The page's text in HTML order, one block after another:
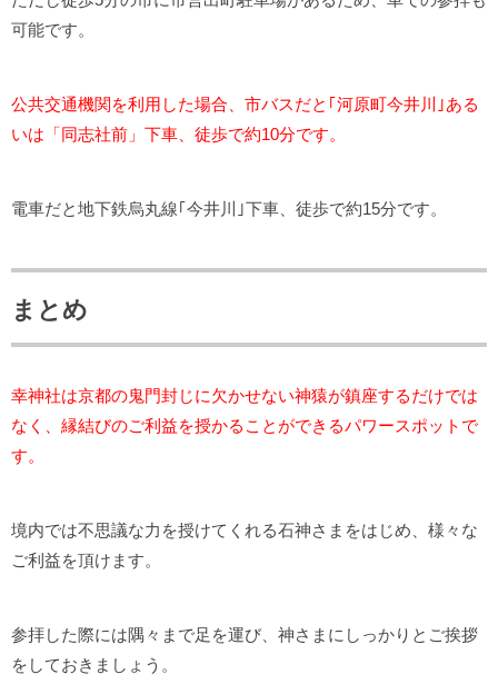
可能です。
公共交通機関を利用した場合、市バスだと｢河原町今井川｣ある
いは「同志社前」下車、徒歩で約10分です。
電車だと地下鉄烏丸線｢今井川｣下車、徒歩で約15分です。
まとめ
幸神社は京都の鬼門封じに欠かせない神猿が鎮座するだけでは
なく、縁結びのご利益を授かることができるパワースポットで
す。
境内では不思議な力を授けてくれる石神さまをはじめ、様々な
ご利益を頂けます。
参拝した際には隅々まで足を運び、神さまにしっかりとご挨拶
をしておきましょう。